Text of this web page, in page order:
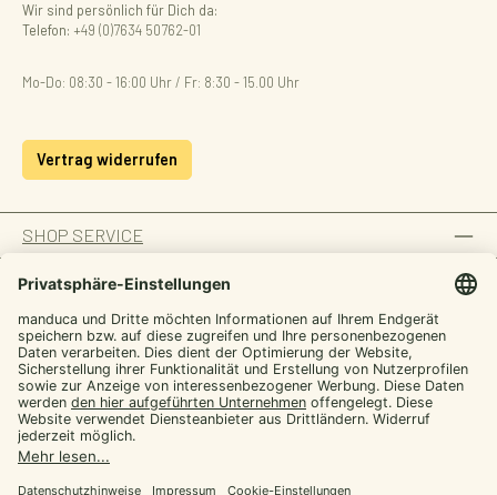
Wir sind persönlich für Dich da:
Telefon: +49 (0)7634 50762-01
Mo-Do: 08:30 - 16:00 Uhr / Fr: 8:30 - 15.00 Uhr
Vertrag widerrufen
SHOP SERVICE
INFORMATION
ZAHLUNGSARTEN
SICHER EINKAUFEN
UNSERE COMMUNITIES